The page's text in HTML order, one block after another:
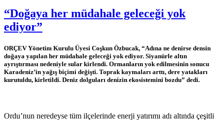
“Doğaya her müdahale geleceği yok
ediyor”
ORÇEV Yönetim Kurulu Üyesi Coşkun Özbucak, “Adına ne denirse densin
doğaya yapılan her müdahale geleceği yok ediyor. Siyanürle altın
ayrıştırması nedeniyle sular kirlendi. Ormanların yok edilmesinin sonucu
Karadeniz’in yağış biçimi değişti. Toprak kaymaları arttı, dere yatakları
kurutuldu, kirletildi. Deniz dolguları denizin ekosistemini bozdu” dedi.
Ordu’nun neredeyse tüm ilçelerinde enerji yatırımı adı altında çeşitli